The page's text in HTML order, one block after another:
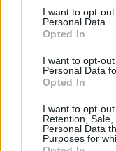
cualquier momento
visitando nuestra
I want to opt-
Personal Data.
Opted In
I want to opt-
Personal Data
Opted In
I want to opt-
Retention,
Personal Data
Purposes for